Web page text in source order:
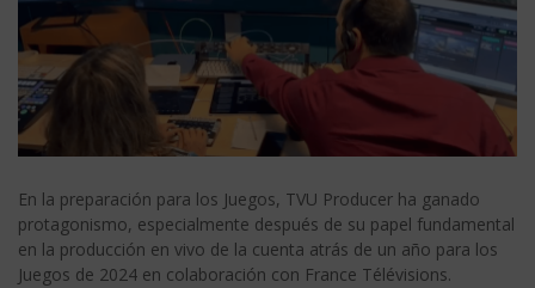
En la preparación para los Juegos, TVU Producer ha ganado
protagonismo, especialmente después de su papel fundamental
en la producción en vivo de la cuenta atrás de un año para los
Juegos de 2024 en colaboración con France Télévisions.